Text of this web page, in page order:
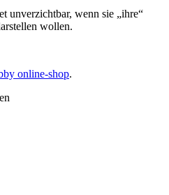
unverzichtbar, wenn sie „ihre“
wollen.
online-shop.